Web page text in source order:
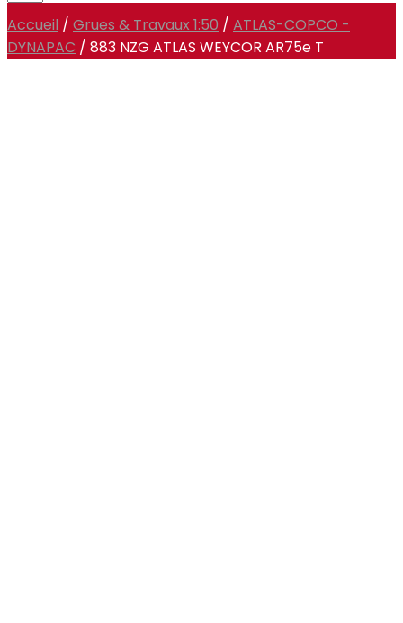
Accueil / Grues & Travaux 1:50 / ATLAS-COPCO -
DYNAPAC / 883 NZG ATLAS WEYCOR AR75e T